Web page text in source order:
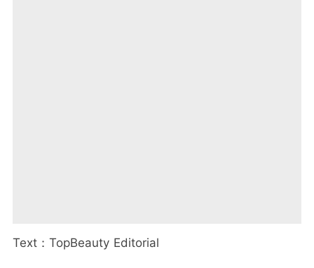
Text：TopBeauty Editorial